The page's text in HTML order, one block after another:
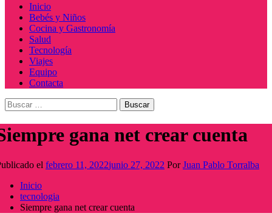
Menú
principal
Inicio
Bebés y Niños
Cocina y Gastronomía
Salud
Tecnología
Viajes
Equipo
Contacta
Buscar:
gana net crear cuenta
el febrero 11, 2022junio 27, 2022 PorJuan Pablo Torralba
Inicio
tecnologia
Siempre gana net crear cuenta